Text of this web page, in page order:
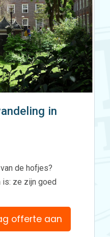
in
de hofjes?
ze zijn goed
offerte aan